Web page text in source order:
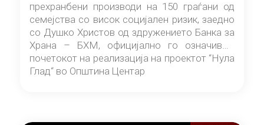
прехранбени производи на 150 граѓани од
семејства со висок социјален ризик, заедно
со Душко Христов од здружението Банка за
Храна – БХМ, официјално го означивме
почетокот на реализација на проектот “Нула
Глад“ во Општина Центар